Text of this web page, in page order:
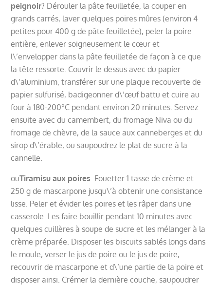
peignoir? Dérouler la pâte feuilletée, la couper en
grands carrés, laver quelques poires mûres (environ 4
petites pour 400 g de pâte feuilletée), peler la poire
entière, enlever soigneusement le cœur et
l\’envelopper dans la pâte feuilletée de façon à ce que
la tête ressorte. Couvrir le dessus avec du papier
d\’aluminium, transférer sur une plaque recouverte de
papier sulfurisé, badigeonner d\’œuf battu et cuire au
four à 180-200°C pendant environ 20 minutes. Servez
ensuite avec du camembert, du fromage Niva ou du
fromage de chèvre, de la sauce aux canneberges et du
sirop d\’érable, ou saupoudrez le plat de sucre à la
cannelle.
ouTiramisu aux poires . Fouetter 1 tasse de crème et
250 g de mascarpone jusqu\’à obtenir une consistance
lisse. Peler et évider les poires et les râper dans une
casserole. Les faire bouillir pendant 10 minutes avec
quelques cuillères à soupe de sucre et les mélanger à la
crème préparée. Disposer les biscuits sablés longs dans
le moule, verser le jus de poire ou le jus de poire,
recouvrir de mascarpone et d\’une partie de la poire et
disposer ainsi. Crémer la dernière couche, saupoudrer